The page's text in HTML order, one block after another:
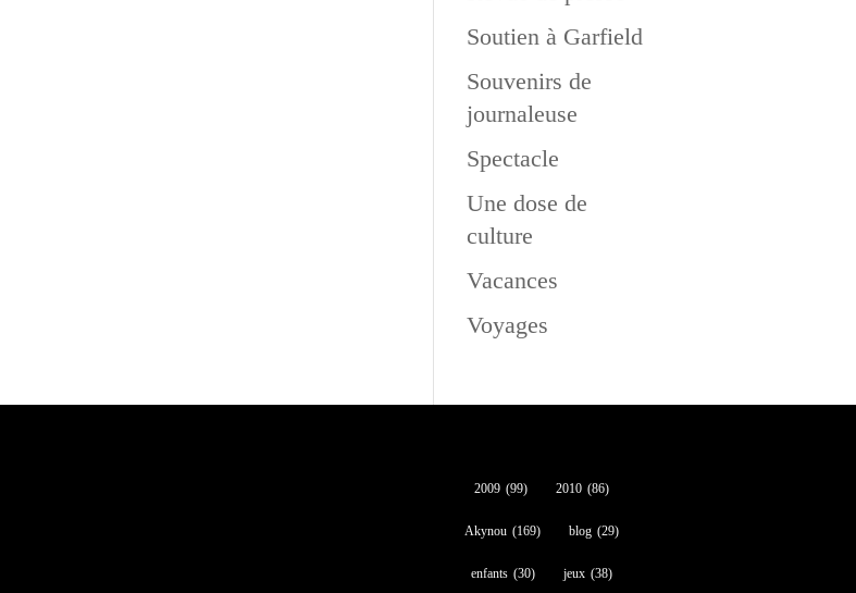
Soutien à Garfield
Souvenirs de
journaleuse
Spectacle
Une dose de
culture
Vacances
Voyages
2009 (99) 2010 (86)
Akynou (169) blog (29)
enfants (30) jeux (38)